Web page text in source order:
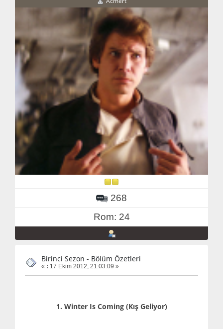
268
Rom: 24
Birinci Sezon - Bölüm Özetleri
« : 17 Ekim 2012, 21:03:09 »
1. Winter Is Coming (Kış Geliyor)